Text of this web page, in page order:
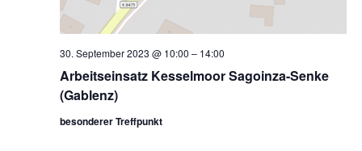
Arbeitseinsatz Kesselmoor Sagoinza-Senke
(Gablenz)
30. September 2023 @ 10:00 – 14:00
besonderer Treffpunkt